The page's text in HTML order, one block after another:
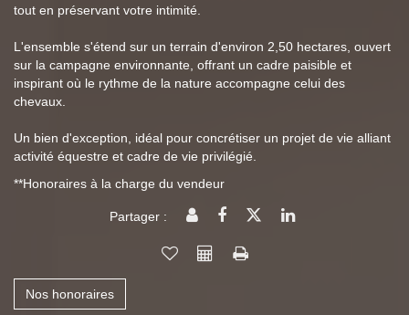
tout en préservant votre intimité.
L'ensemble s'étend sur un terrain d'environ 2,50 hectares, ouvert
sur la campagne environnante, offrant un cadre paisible et
inspirant où le rythme de la nature accompagne celui des
chevaux.
Un bien d'exception, idéal pour concrétiser un projet de vie alliant
activité équestre et cadre de vie privilégié.
**Honoraires à la charge du vendeur
Partager :
Nos honoraires